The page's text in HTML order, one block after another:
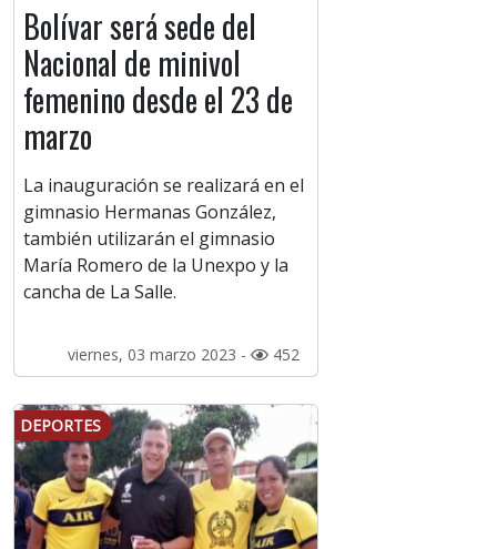
Bolívar será sede del
Nacional de minivol
femenino desde el 23 de
marzo
La inauguración se realizará en el
gimnasio Hermanas González,
también utilizarán el gimnasio
María Romero de la Unexpo y la
cancha de La Salle.
viernes, 03 marzo 2023 - 452
DEPORTES